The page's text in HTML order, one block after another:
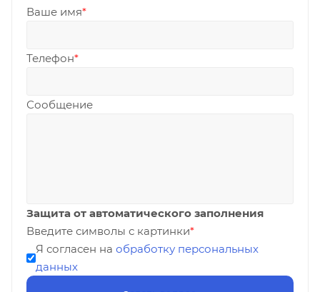
Ваше имя*
Телефон*
Сообщение
Защита от автоматического заполнения
Введите символы с картинки*
Я согласен на обработку персональных
данных